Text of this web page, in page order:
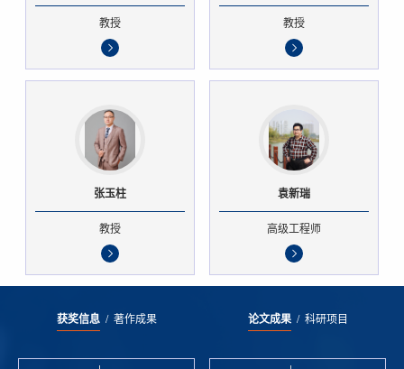
教授 教授
张玉柱
教授
袁新瑞
高级工程师
获奖信息/ 著作成果 论文成果/ 科研项目